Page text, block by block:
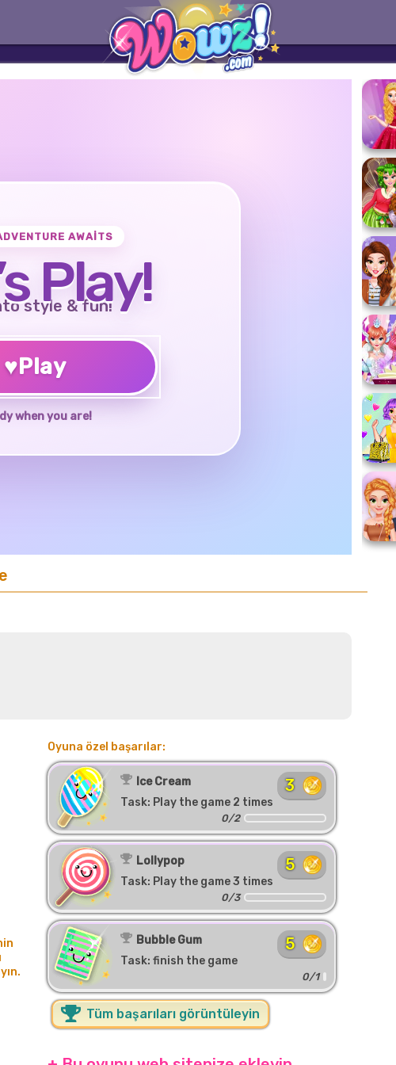
AWAITS
Play!
style & fun!
♥Play
when you are!
Oyuna özel başarılar:
Ice Cream
Task: Play the game 2 times
3
0/2
Lollypop
Task: Play the game 3 times
5
0/3
Bubble Gum
Task: finish the game
5
0/1
Tüm başarıları görüntüleyin